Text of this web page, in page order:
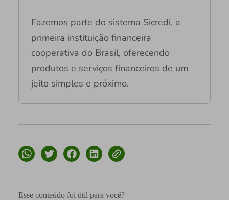
Fazemos parte do sistema Sicredi, a
primeira instituição financeira
cooperativa do Brasil, oferecendo
produtos e serviços financeiros de um
jeito simples e próximo.
Esse conteúdo foi útil para você?